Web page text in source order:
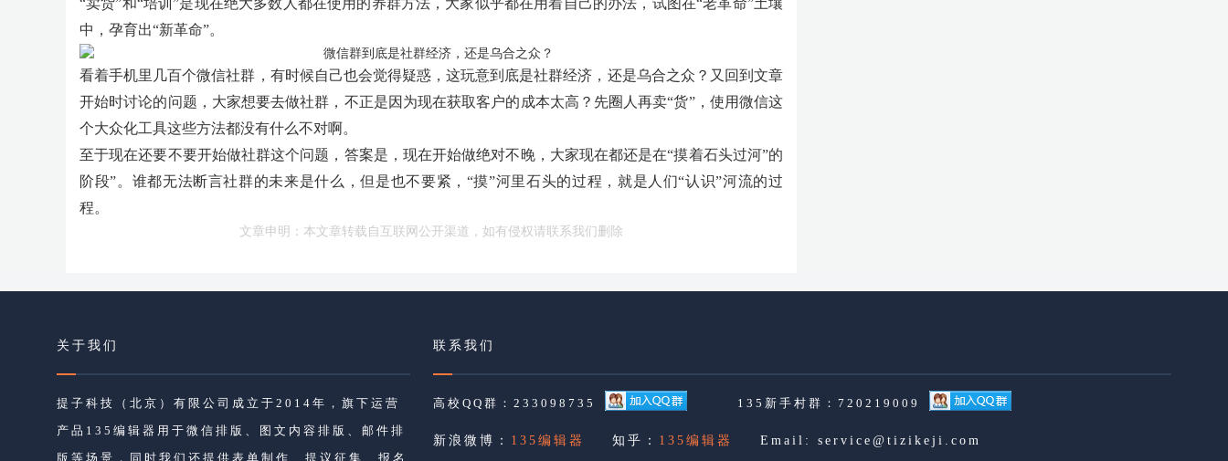
“卖货”和“培训”是现在绝大多数人都在使用的养群方法，大家似乎都在用着自己的办法，试图在“老革命”土壤
中，孕育出“新革命”。
看着手机里几百个微信社群，有时候自己也会觉得疑惑，这玩意到底是社群经济，还是乌合之众？又回到文章
开始时讨论的问题，大家想要去做社群，不正是因为现在获取客户的成本太高？先圈人再卖“货”，使用微信这
个大众化工具这些方法都没有什么不对啊。
至于现在还要不要开始做社群这个问题，答案是，现在开始做绝对不晚，大家现在都还是在“摸着石头过河”的
阶段”。谁都无法断言社群的未来是什么，但是也不要紧，“摸”河里石头的过程，就是人们“认识”河流的过
程。
文章申明：本文章转载自互联网公开渠道，如有侵权请联系我们删除
关于我们
提子科技（北京）有限公司成立于2014年，旗下运营
产品135编辑器用于微信排版、图文内容排版、邮件排
版等场景，同时我们还提供表单制作、提议征集、报名
联系我们
高校QQ群：233098735 135新手村群：720219009
新浪微博： 135编辑器 知乎： 135编辑器 Email: service@tizikeji.com